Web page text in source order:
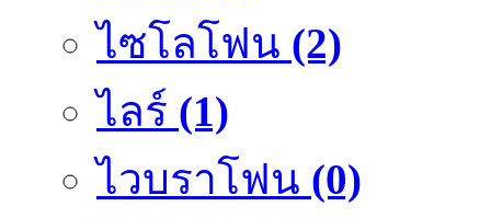
ไซโลโฟน (2)
ไลร์ (1)
ไวบราโฟน (0)